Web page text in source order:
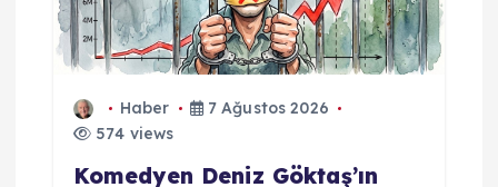
Haber
7 Ağustos 2026
574 views
Komedyen Deniz Göktaş’ın